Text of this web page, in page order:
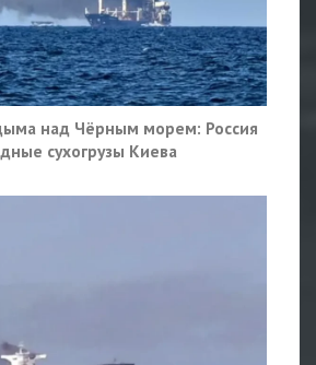
над Чёрным морем: Россия
сухогрузы Киева